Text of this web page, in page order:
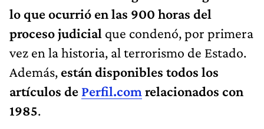
lo que ocurrió en las 900 horas del
proceso judicial que condenó, por primera
vez en la historia, al terrorismo de Estado.
Además, están disponibles todos los
artículos de Perfil.com relacionados con
1985.